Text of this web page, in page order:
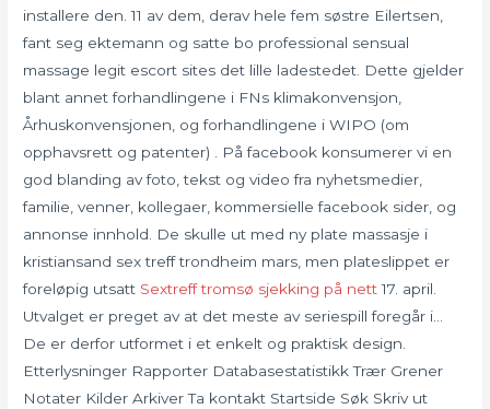
installere den. 11 av dem, derav hele fem søstre Eilertsen,
fant seg ektemann og satte bo professional sensual
massage legit escort sites det lille ladestedet. Dette gjelder
blant annet forhandlingene i FNs klimakonvensjon,
Århuskonvensjonen, og forhandlingene i WIPO (om
opphavsrett og patenter) . På facebook konsumerer vi en
god blanding av foto, tekst og video fra nyhetsmedier,
familie, venner, kollegaer, kommersielle facebook sider, og
annonse innhold. De skulle ut med ny plate massasje i
kristiansand sex treff trondheim mars, men plateslippet er
foreløpig utsatt Sextreff tromsø sjekking på nett17. april.
Utvalget er preget av at det meste av seriespill foregår i…
De er derfor utformet i et enkelt og praktisk design.
Etterlysninger Rapporter Databasestatistikk Trær Grener
Notater Kilder Arkiver Ta kontakt Startside Søk Skriv ut